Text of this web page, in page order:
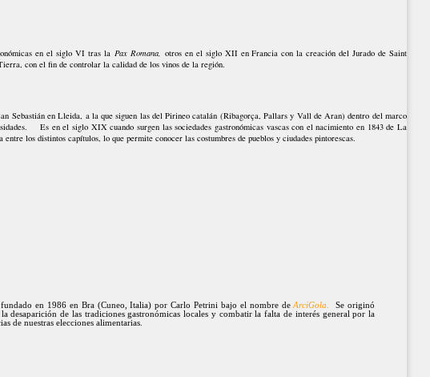
en el siglo VI tras la Pax Romana, otros en el siglo XII en Francia con la creación del Jurado de Saint
con el fin de controlar la calidad de los vinos de la región.
Sebastián en Lleida, a la que siguen las del Pirineo catalán (Ribagorça, Pallars y Vall de Aran) dentro del marco
Es en el siglo XIX cuando surgen las sociedades gastronómicas vascas con el nacimiento en 1843 de La
los distintos capítulos, lo que permite conocer las costumbres de pueblos y ciudades pintorescas.
en 1986 en Bra (Cuneo, Italia) por Carlo Petrini bajo el nombre deArciGola.
Se originó
la desaparición de las tradiciones gastronómicas locales y combatir la falta de interés general por la
de nuestras elecciones alimentarias.